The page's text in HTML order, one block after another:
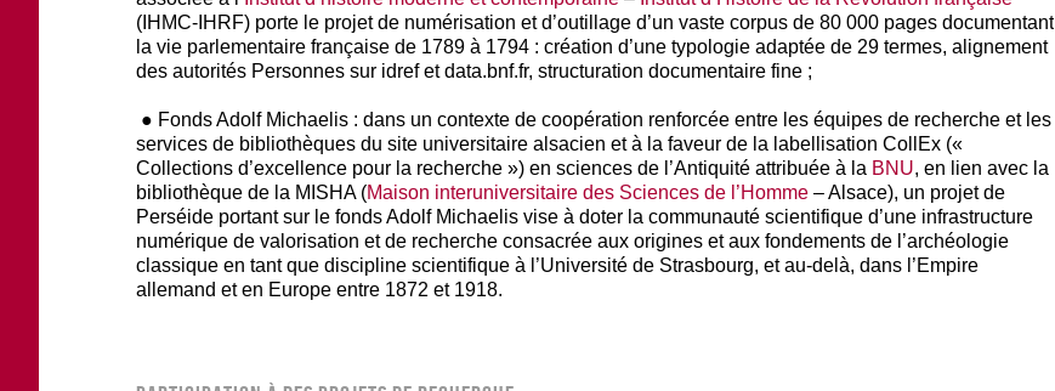
(IHMC-IHRF) porte le projet de numérisation et d’outillage d’un vaste corpus de 80 000 pages documentant
la vie parlementaire française de 1789 à 1794 : création d’une typologie adaptée de 29 termes, alignement
des autorités Personnes sur idref et data.bnf.fr, structuration documentaire fine ;
● Fonds Adolf Michaelis : dans un contexte de coopération renforcée entre les équipes de recherche et les
services de bibliothèques du site universitaire alsacien et à la faveur de la labellisation CollEx («
Collections d’excellence pour la recherche ») en sciences de l’Antiquité attribuée à la BNU, en lien avec la
bibliothèque de la MISHA (Maison interuniversitaire des Sciences de l’Homme – Alsace), un projet de
Perséide portant sur le fonds Adolf Michaelis vise à doter la communauté scientifique d’une infrastructure
numérique de valorisation et de recherche consacrée aux origines et aux fondements de l’archéologie
classique en tant que discipline scientifique à l’Université de Strasbourg, et au-delà, dans l’Empire
allemand et en Europe entre 1872 et 1918.